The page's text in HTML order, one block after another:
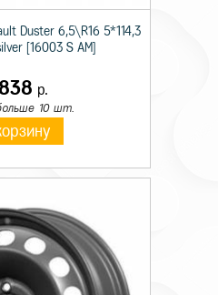
Duster 6,5\R16 5*114,3
[16003 S AM]
р.
10 шт.